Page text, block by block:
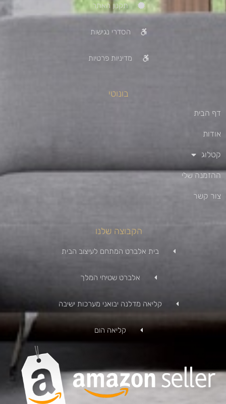
תקנון האתר
הסדרי נגישות
מדיניות פרטיות
בונוטי
דף הבית
אודות
קטלוג
ההזמנה שלי
צור קשר
הקבוצה שלנו
בית אלברט המתחם לעיצוב הבית
אלברט שטיחי המלך
קליאה מדלנה יבואני מערכות ישיבה
קליאה הום